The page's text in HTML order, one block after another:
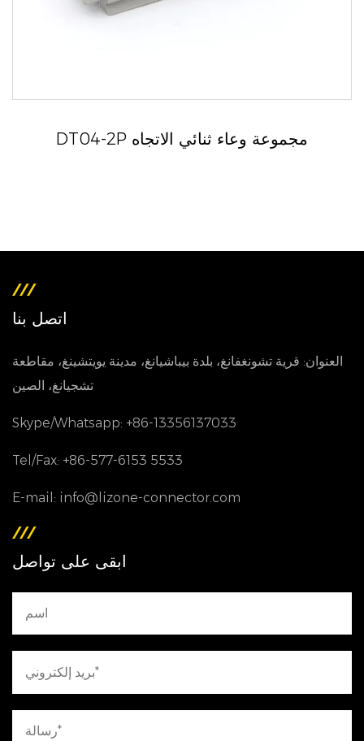
DT04-2P مجموعة وعاء ثنائي الاتجاه
اتصل بنا
العنوان: قرية تشونغفانغ، بلدة بيباشيانغ، مدينة يويتشينغ، مقاطعة
تشجيانغ، الصين
Skype/Whatsapp: +86-13356137033
Tel/Fax: +86-577-6153 5533
E-mail: info@lizone-connector.com
ابقى على تواصل